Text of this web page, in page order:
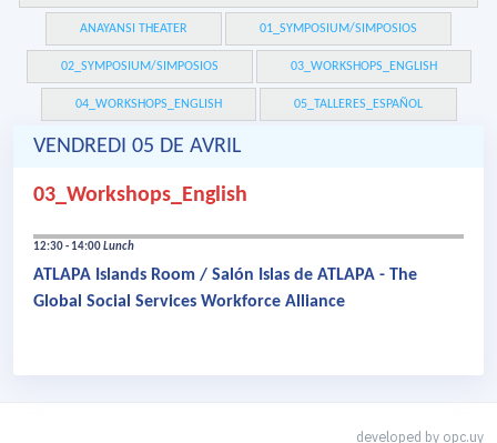
ANAYANSI THEATER 01_SYMPOSIUM/SIMPOSIOS
02_SYMPOSIUM/SIMPOSIOS 03_WORKSHOPS_ENGLISH
04_WORKSHOPS_ENGLISH 05_TALLERES_ESPAÑOL
VENDREDI 05 DE AVRIL
03_Workshops_English
12:30 - 14:00Lunch
ATLAPA Islands Room / Salón Islas de ATLAPA - The
Global Social Services Workforce Alliance
developed by opc.uy